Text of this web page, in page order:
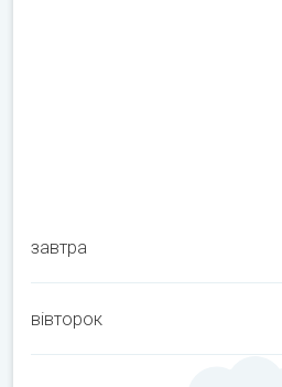
завтра
вівторок